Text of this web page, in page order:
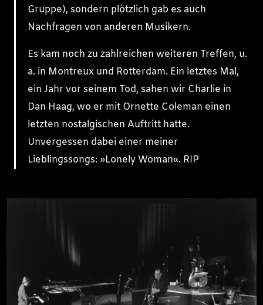
Gruppe), sondern plötzlich gab es auch
Nachfragen von anderen Musikern.
Es kam noch zu zahlreichen weiteren Treffen, u.
a. in Montreux und Rotterdam. Ein letztes Mal,
ein Jahr vor seinem Tod, sahen wir Charlie in
Dan Haag, wo er mit Ornette Coleman einen
letzten nostalgischen Auftritt hatte.
Unvergessen dabei einer meiner
Lieblingssongs: »Lonely Woman«. RIP